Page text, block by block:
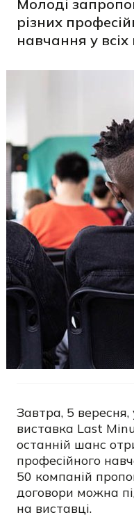
Молоді
різних
навчання у всіх
Завтра, 5 вересня,
виставка Last
останній шанс
професійного
50 компаній
договори можна
на виставці.